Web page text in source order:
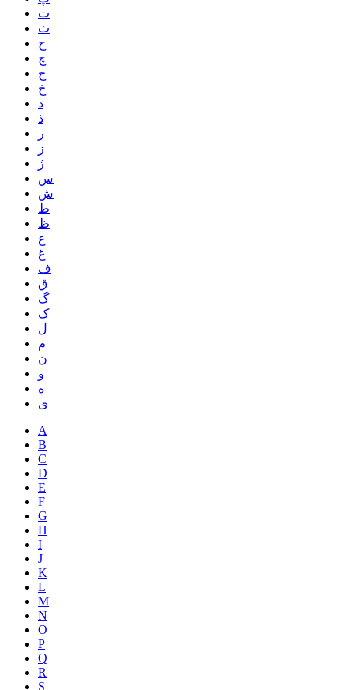
ت
ث
ج
چ
ح
خ
د
ذ
ر
ز
ژ
س
ش
ط
ظ
ع
غ
ف
ق
گ
ک
ل
م
ن
و
ه
ی
A
B
C
D
E
F
G
H
I
J
K
L
M
N
O
P
Q
R
S